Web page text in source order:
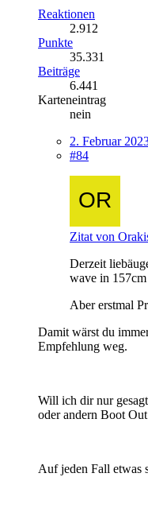
Reaktionen
2.912
Punkte
35.331
Beiträge
6.441
Karteneintrag
nein
2. Februar
#84
Zitat von
Derzeit
wave in
Aber erstmal
Damit wärst du
Empfehlung weg.
Will ich dir nur
oder andern Boot
Auf jeden Fall etwas